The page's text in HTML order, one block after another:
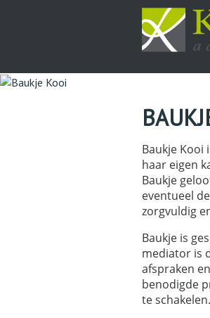
Baukje Kooi
haar eigen
Baukje
eventueel
zorgvuldig
Baukje is
mediator is
afspraken
benodigde
te